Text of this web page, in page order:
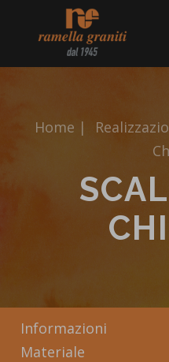
Home |
Informazioni
Materiale